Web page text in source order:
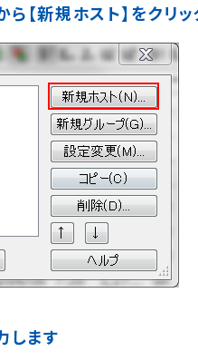
【新規ホスト】をクリッ
します